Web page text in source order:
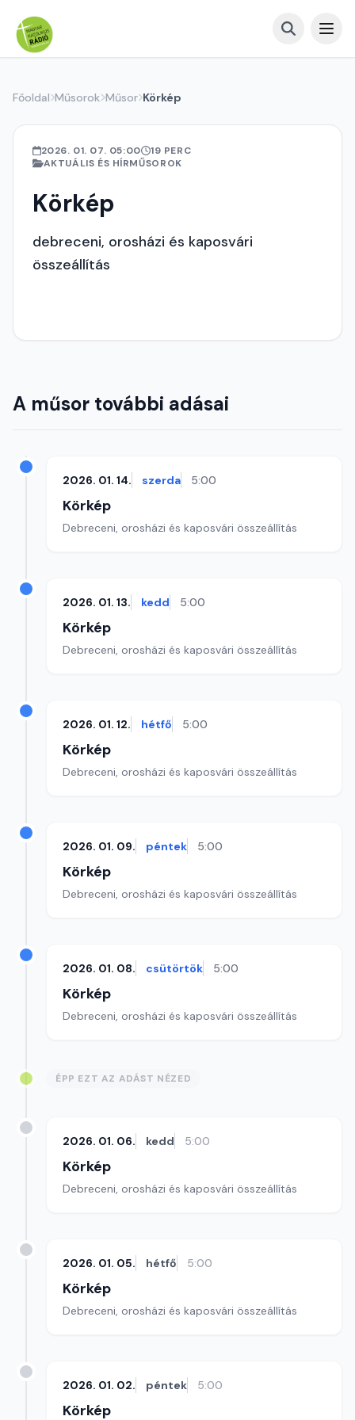
Főoldal Műsorok Műsor Körkép
2026. 01. 07. 05:00
19 PERC
AKTUÁLIS ÉS HÍRMŰSOROK
Körkép
debreceni, orosházi és kaposvári
összeállítás
A műsor további adásai
2026. 01. 14. szerda 5:00
Körkép
Debreceni, orosházi és kaposvári összeállítás
2026. 01. 13. kedd 5:00
Körkép
Debreceni, orosházi és kaposvári összeállítás
2026. 01. 12. hétfő 5:00
Körkép
Debreceni, orosházi és kaposvári összeállítás
2026. 01. 09. péntek 5:00
Körkép
Debreceni, orosházi és kaposvári összeállítás
2026. 01. 08. csütörtök 5:00
Körkép
Debreceni, orosházi és kaposvári összeállítás
ÉPP EZT AZ ADÁST NÉZED
2026. 01. 06. kedd 5:00
Körkép
Debreceni, orosházi és kaposvári összeállítás
2026. 01. 05. hétfő 5:00
Körkép
Debreceni, orosházi és kaposvári összeállítás
2026. 01. 02. péntek 5:00
Körkép